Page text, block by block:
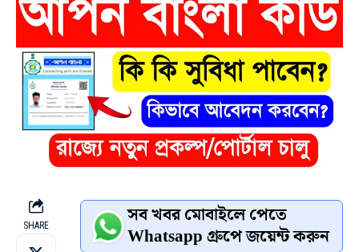
SHARE সব খবর মোবাইলে পেতে
Whatsapp গ্রুপে জয়েন্ট করুন